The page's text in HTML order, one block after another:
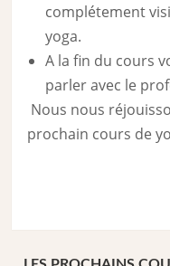
complétement
yoga.
A la fin du cours
parler avec le
Nous nous
prochain cours de